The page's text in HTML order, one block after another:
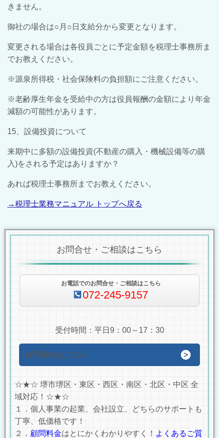
きません。
御社の場合は○月○日支給分から変更となります。
変更される場合は各役員ごとに予定金額を税理士事務所ま
でお教えください。
※源泉所得税・社会保険料の負担額にご注意ください。
※老齢厚生年金を受給中の方は役員報酬の金額により年金
減額の可能性があります。
15、設備投資について
来期中に多額の設備投資(不動産の購入・機械設備等の購
入)をされる予定はありますか？
あれば税理士事務所までお教えください。
→税理士業務マニュアル トップへ戻る
お問合せ・ご相談はこちら
お電話でのお問合せ・ご相談はこちら
072-245-9157
受付時間：平日9：00～17：30
お問合せはこちら
☆★☆ 堺市堺区・東区・西区・南区・北区・中区 全
域対応！☆★☆
１．個人事業の起業、会社設立、どちらのサポートも
丁寧、低価格です！
２． 顧問料金はとにかくわかりやすく！ よくあるご質